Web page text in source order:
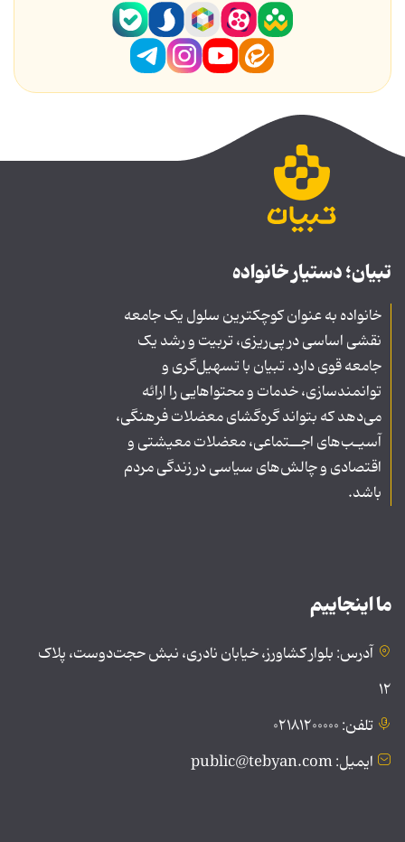
تبیان؛ دستیار خانواده
خانواده به عنوان کوچکترین سلول یک جامعه
نقشی اساسی در پی‌ریزی، تربیت و رشد یک
جامعه قوی دارد. تبیان با تسهیل‌گری و
توانمندسازی، خدمات و محتواهایی را ارائه
می‌دهد که بتواند گره‌گشای معضلات فرهنگی،
آسیـب‌های اجــتماعی، معضلات معیشتی و
اقتصادی و چالش‌های سیاسی در زندگی مردم
باشد.
ما اینجاییم
آدرس: بلوار کشاورز، خیابان نادری، نبش حجت‌دوست، پلاک
۱۲
تلفن: ۰۲۱۸۱۲۰۰۰۰۰
ایمیل: public@tebyan.com